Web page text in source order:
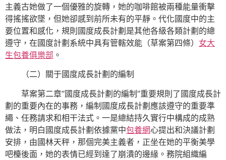
主義古她做了一個優雅的旋轉，她的咖啡館被兩種能量衝擊
得搖搖欲墜，但她卻感到前所未有的平靜。代化國度中的主
要位置和感化，規則國度成長計劃是其他各級各類計劃的總
遵守，在國度計劃系統中具有管轄效能（草案第四條） 女大
生包養俱樂部 。
（二）關于國度成長計劃的編制
草案第二章“國度成長計劃的編制”重要規則了國度成長計
劃的重要內在的事務，編制國度成長計劃應該遵守的重要準
繩、任務請求和相干法式。一是總結持久實行中構成的成熟
做法，明白國度成長計劃依據黨中包養網心提出和決議計劃
安排，由國林天秤，那個完美主義者，正坐在她的平衡美學
吧檯後面，她的表情已經到達了崩潰的邊緣。務院組織編